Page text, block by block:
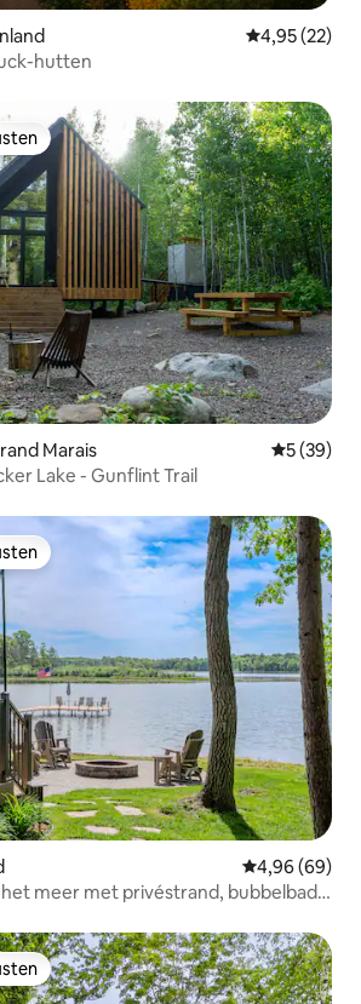
Gemiddelde
4,95 (22)
hutten
Marais
5 (39)
Lake - Gunflint Trail
Gemiddelde
4,96 (69)
meer met privéstrand, bubbelbad